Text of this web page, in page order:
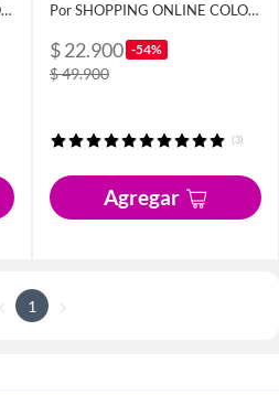
Por SHOPPING ONLINE COLOMBIA SAS Por SHOPPING ONLINE COLOMBIA SAS
$ 22.900 -54%
$ 49.900
(3)
Agregar
1